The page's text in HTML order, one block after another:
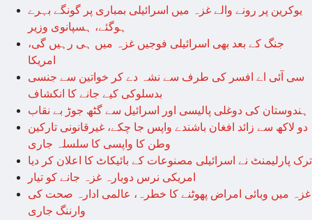
یوکرین پر رونے والے غزہ میں اسرائیلی بمباری پر گونگے بہرے
ہوگئے، ہسپانوی وزیر
جنگ کے بعد بھی اسرائیلی فوجیں غزہ میں ہی رہیں گی،
امریکا
سی آئی اے افسر کی طرف سے نشہ دے کر خواتین سے جنسی
بدسلوکی کیے جانے کا انکشاف
ہندوستان کی دوغلی پالیسی اور اسرائیل سے گٹھ جوڑ بے نقاب
دو لاکھ سے زائد افغان باشندے واپس جا چکے، غیرقانونی تارکین
وطن کا واپسی کا سلسلہ جاری
ترک پارلیمنٹ نے اسرائیلی مصنوعات کے بائیکاٹ کا اعلان کر دیا
امریکی نرس دوبارہ غزہ جانے کو تیار
غزہ میں وبائی امراض پھوٹنے کا خطرہ، عالمی ادارہ صحت کی
وارننگ جاری